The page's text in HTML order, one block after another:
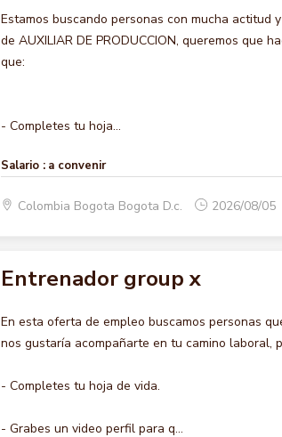
Estamos buscando personas con mucha actitud
de AUXILIAR DE PRODUCCION, queremos que
que:
- Completes tu hoja...
Salario : a convenir
Colombia Bogota Bogota D.c. 2026/08/05
Entrenador group x
En esta oferta de empleo buscamos personas
nos gustaría acompañarte en tu camino laboral,
- Completes tu hoja de vida.
- Grabes un video perfil para q...